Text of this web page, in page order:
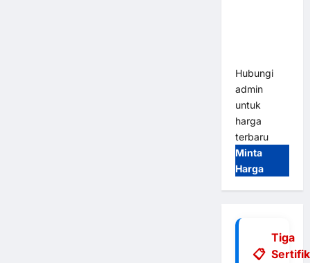
Hubungi
admin
untuk
harga
terbaru
Minta
Harga
Tiga